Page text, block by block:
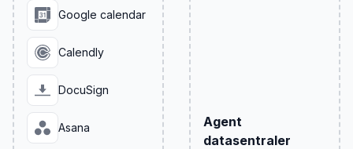
Google calendar
Calendly
DocuSign
Asana
Agent
datasentraler